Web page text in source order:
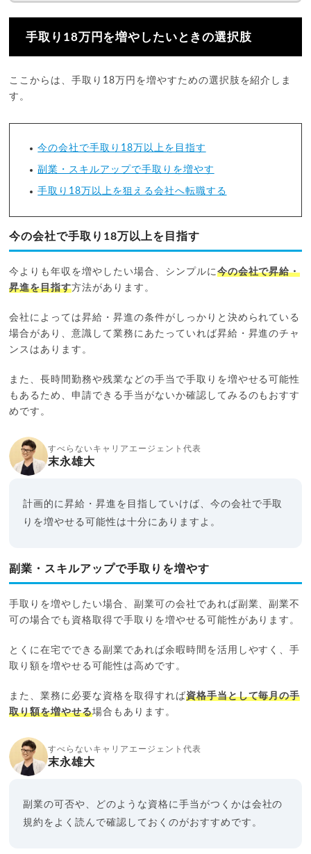
手取り18万円を増やしたいときの選択肢
ここからは、手取り18万円を増やすための選択肢を紹介しま
す。
今の会社で手取り18万以上を目指す
副業・スキルアップで手取りを増やす
手取り18万以上を狙える会社へ転職する
今の会社で手取り18万以上を目指す
今よりも年収を増やしたい場合、シンプルに今の会社で昇給・
昇進を目指す方法があります。
会社によっては昇給・昇進の条件がしっかりと決められている
場合があり、意識して業務にあたっていれば昇給・昇進のチャ
ンスはあります。
また、長時間勤務や残業などの手当で手取りを増やせる可能性
もあるため、申請できる手当がないか確認してみるのもおすす
めです。
すべらないキャリアエージェント代表
末永雄大
計画的に昇給・昇進を目指していけば、今の会社で手取
りを増やせる可能性は十分にありますよ。
副業・スキルアップで手取りを増やす
手取りを増やしたい場合、副業可の会社であれば副業、副業不
可の場合でも資格取得で手取りを増やせる可能性があります。
とくに在宅でできる副業であれば余暇時間を活用しやすく、手
取り額を増やせる可能性は高めです。
また、業務に必要な資格を取得すれば資格手当として毎月の手
取り額を増やせる場合もあります。
すべらないキャリアエージェント代表
末永雄大
副業の可否や、どのような資格に手当がつくかは会社の
規約をよく読んで確認しておくのがおすすめです。